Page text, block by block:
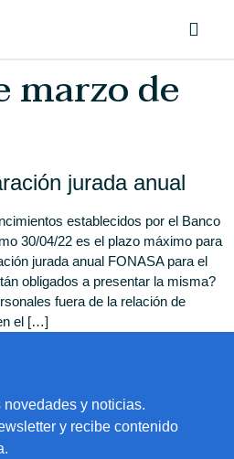
marzo de
jurada anual
establecidos por el Banco
30/04/22 es el plazo máximo para
jurada anual FONASA para el
obligados a presentar la misma?
fuera de la relación de
el […]
y noticias.
y recibe contenido